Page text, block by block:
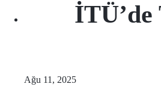
İTÜ’de
Ağu 11, 2025